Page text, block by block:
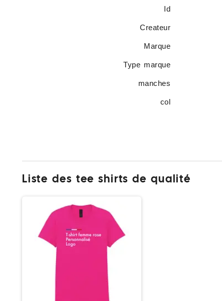
Id
Createur
Marque
Type marque
manches
col
Liste des tee shirts de qualité